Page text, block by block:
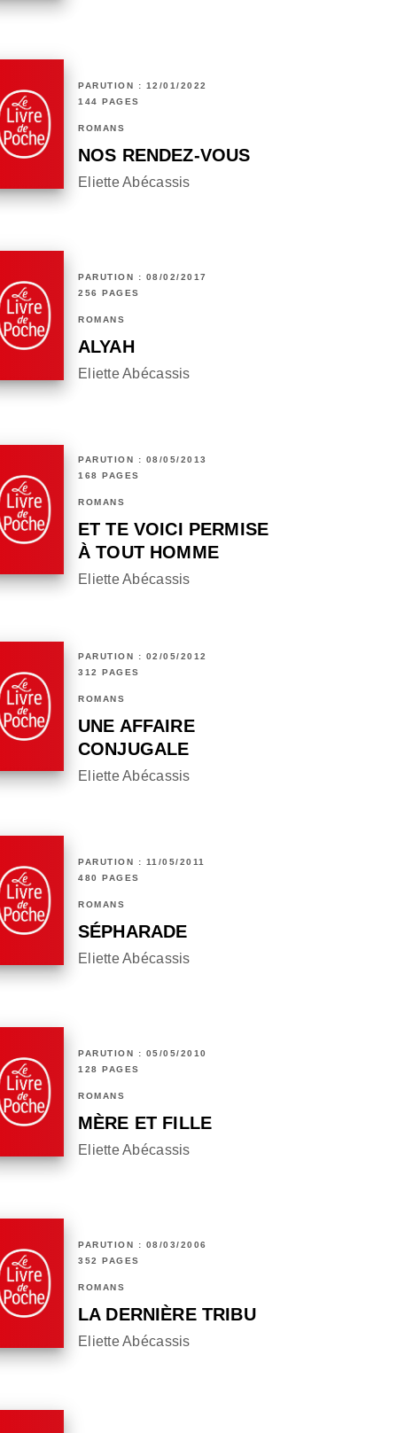
PARUTION : 12/01/2022
144 PAGES
ROMANS
NOS RENDEZ-VOUS
Eliette Abécassis
PARUTION : 08/02/2017
256 PAGES
ROMANS
ALYAH
Eliette Abécassis
PARUTION : 08/05/2013
168 PAGES
ROMANS
ET TE VOICI PERMISE
À TOUT HOMME
Eliette Abécassis
PARUTION : 02/05/2012
312 PAGES
ROMANS
UNE AFFAIRE
CONJUGALE
Eliette Abécassis
PARUTION : 11/05/2011
480 PAGES
ROMANS
SÉPHARADE
Eliette Abécassis
PARUTION : 05/05/2010
128 PAGES
ROMANS
MÈRE ET FILLE
Eliette Abécassis
PARUTION : 08/03/2006
352 PAGES
ROMANS
LA DERNIÈRE TRIBU
Eliette Abécassis